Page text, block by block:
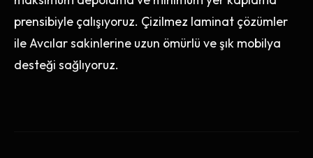
prensibiyle çalışıyoruz. Çizilmez laminat çözümler
ile Avcılar sakinlerine uzun ömürlü ve şık mobilya
desteği sağlıyoruz.